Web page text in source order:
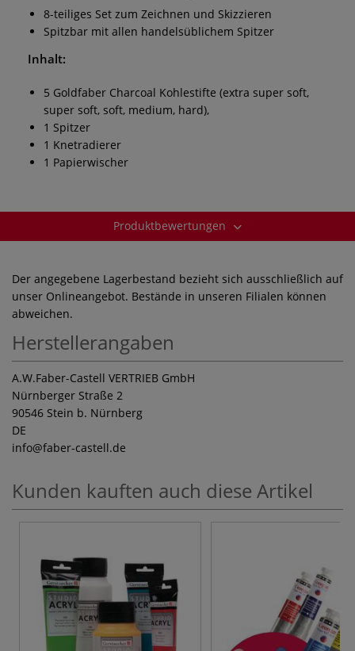
8-teiliges Set zum Zeichnen und Skizzieren
Spitzbar mit allen handelsüblichem Spitzer
Inhalt:
5 Goldfaber Charcoal Kohlestifte (extra super soft,
super soft, soft, medium, hard),
1 Spitzer
1 Knetradierer
1 Papierwischer
Produktbewertungen
Der angegebene Lagerbestand bezieht sich ausschließlich auf
unser Onlineangebot. Bestände in unseren Filialen können
abweichen.
Herstellerangaben
A.W.Faber-Castell VERTRIEB GmbH
Nürnberger Straße 2
90546 Stein b. Nürnberg
DE
info@faber-castell.de
Kunden kauften auch diese Artikel